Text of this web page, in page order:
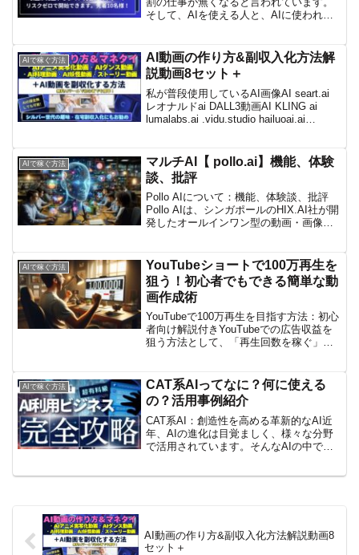
そして、AIを使える人と、AIに使われる
生の平均が120)2025年4月頃には、人間...
AIで稼ぐ方法
AI動画の作り方&副収入化方法解
説動画8セット＋
私が普段使用しているAI画像AI seart.ai
レオナルドai DALL3動画AI KLING ai
lumalabs.ai .vidu.studio hailuoai.ai
AIで稼ぐ方法
マルチAI【 pollo.ai】機能、体験
談、批評
Pollo AIについて：機能、体験談、批評
Pollo AIは、シンガポールのHIX.AI社が開
発したオールインワン型の動画・画像生
ィブツールです。以下にその特徴やユ
ー...
AIで稼ぐ方法
YouTubeショートで100万再生を
狙う！初心者でもできる簡単な動
画作成術
YouTubeで100万再生を目指す方法：初心
者向け解説付きYouTubeでの広告収益を
狙う方法として、「再生回数を稼ぐ」と
益額）が大幅に低下しているため、動画
制作に...
AIで稼ぐ方法
CAT系AIってなに？何に使える
の？活用事例紹介
CAT系AI：創造性を高める革新的なAI近
年、AIの進化は目覚ましく、様々な分野
で活用されています。そんなAIの中で
AI動画の作り方&副収入化方法解説動画8
セット＋